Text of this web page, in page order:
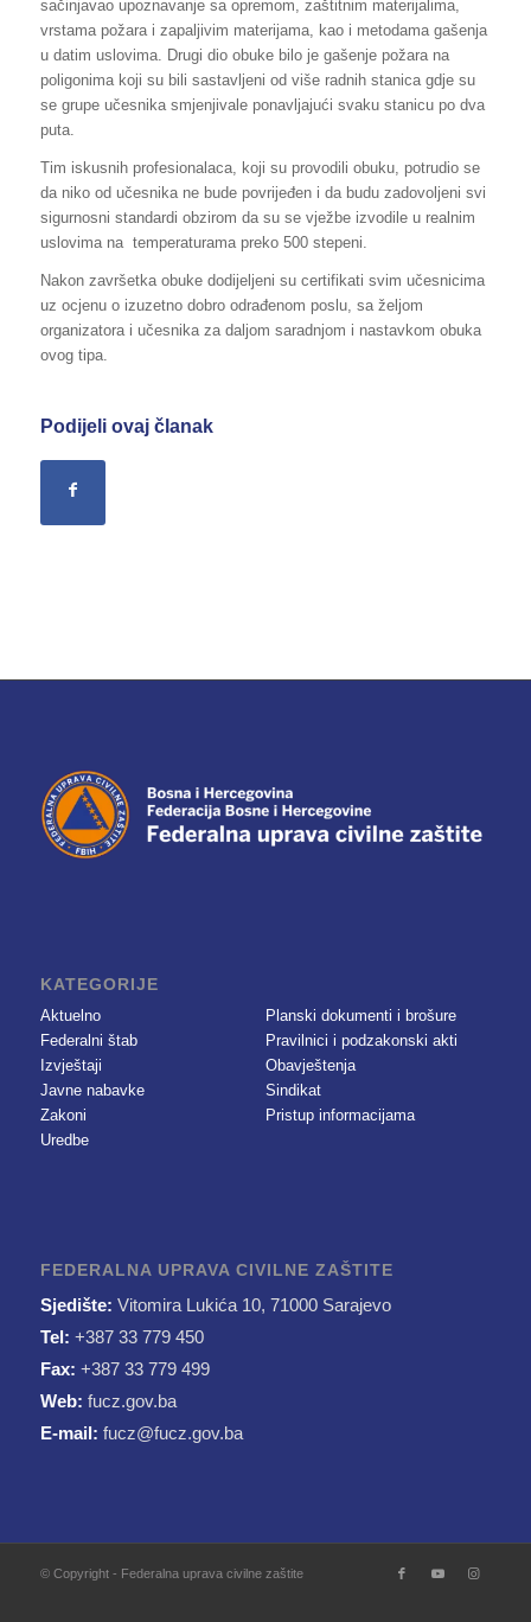
sačinjavao upoznavanje sa opremom, zaštitnim materijalima,
vrstama požara i zapaljivim materijama, kao i metodama gašenja
u datim uslovima. Drugi dio obuke bilo je gašenje požara na
poligonima koji su bili sastavljeni od više radnih stanica gdje su
se grupe učesnika smjenjivale ponavljajući svaku stanicu po dva
puta.
Tim iskusnih profesionalaca, koji su provodili obuku, potrudio se
da niko od učesnika ne bude povrijeđen i da budu zadovoljeni svi
sigurnosni standardi obzirom da su se vježbe izvodile u realnim
uslovima na temperaturama preko 500 stepeni.
Nakon završetka obuke dodijeljeni su certifikati svim učesnicima
uz ocjenu o izuzetno dobro odrađenom poslu, sa željom
organizatora i učesnika za daljom saradnjom i nastavkom obuka
ovog tipa.
Podijeli ovaj članak
KATEGORIJE
Aktuelno
Federalni štab
Izvještaji
Javne nabavke
Zakoni
Uredbe
Planski dokumenti i brošure
Pravilnici i podzakonski akti
Obavještenja
Sindikat
Pristup informacijama
FEDERALNA UPRAVA CIVILNE ZAŠTITE
Sjedište: Vitomira Lukića 10, 71000 Sarajevo
Tel: +387 33 779 450
Fax: +387 33 779 499
Web: fucz.gov.ba
E-mail: fucz@fucz.gov.ba
© Copyright - Federalna uprava civilne zaštite